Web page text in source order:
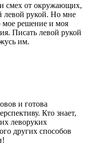
смех от окружающих,
левой рукой. Но мне
мое решение и моя
Писать левой рукой
им.
и готова
Кто знает,
леворуких
других способов